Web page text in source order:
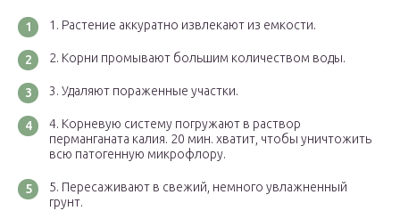
Растение аккуратно извлекают из емкости.
Корни промывают большим количеством воды.
Удаляют пораженные участки.
Корневую систему погружают в раствор
перманганата калия. 20 мин. хватит, чтобы уничтожить
всю патогенную микрофлору.
Пересаживают в свежий, немного увлажненный
грунт.